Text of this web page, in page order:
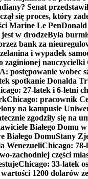
Senat
się proces, który
Marine Le Pen
w drodzeByła
bank za
i wypadek
zaginionej nauczycielki
postępowanie wobec
spotkanie Donalda
27-latek i 6-letni
Chicago: pracownik
na kampusie
zgodziły się na
Białego Domu
Białego DomuStany
WenezueliChicago:
zachodniej części
Chicago: 33-latek
1200 dolarów